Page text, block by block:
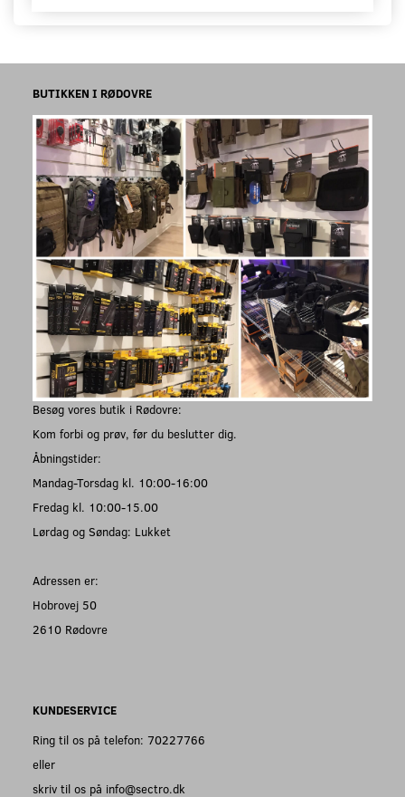
BUTIKKEN I RØDOVRE
Besøg vores butik i Rødovre:
Kom forbi og prøv, før du beslutter dig.
Åbningstider:
Mandag-Torsdag kl. 10:00-16:00
Fredag kl. 10:00-15.00
Lørdag og Søndag: Lukket
Adressen er:
Hobrovej 50
2610 Rødovre
KUNDESERVICE
Ring til os på telefon: 70227766
eller
skriv til os på info@sectro.dk